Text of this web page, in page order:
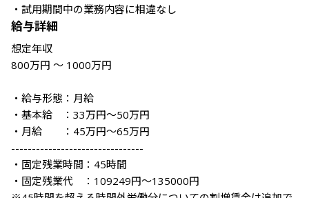
・試用期間中の業務内容に相違なし
給与詳細
想定年収
800万円 ～ 1000万円
・給与形態：月給
・基本給　：33万円～50万円
・月給　　：45万円～65万円
--------------------------------
・固定残業時間：45時間
・固定残業代　：109249円～135000円